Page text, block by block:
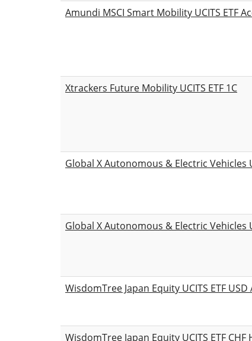
Amundi MSCI Smart Mobility UCITS ETF
Xtrackers Future Mobility UCITS ETF 1C
Global X Autonomous & Electric Vehicles
Global X Autonomous & Electric Vehicles
WisdomTree Japan Equity UCITS ETF USD
WisdomTree Japan Equity UCITS ETF CHF